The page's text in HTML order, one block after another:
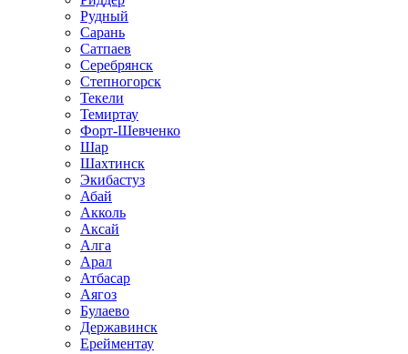
Рудный
Сарань
Сатпаев
Серебрянск
Степногорск
Текели
Темиртау
Форт-Шевченко
Шар
Шахтинск
Экибастуз
Абай
Акколь
Аксай
Алга
Арал
Атбасар
Аягоз
Булаево
Державинск
Ерейментау